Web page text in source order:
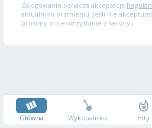
Zalogowanie oznacza akceptację
aktualnym brzmieniu. Jeśli nie
prosimy o niekorzystanie z serwisu.
Główna Wykopalisko Hity